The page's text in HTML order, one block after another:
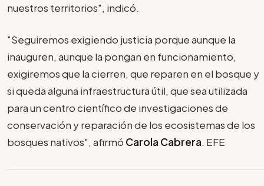
nuestros territorios", indicó.
"Seguiremos exigiendo justicia porque aunque la
inauguren, aunque la pongan en funcionamiento,
exigiremos que la cierren, que reparen en el bosque y
si queda alguna infraestructura útil, que sea utilizada
para un centro científico de investigaciones de
conservación y reparación de los ecosistemas de los
bosques nativos", afirmó Carola Cabrera. EFE